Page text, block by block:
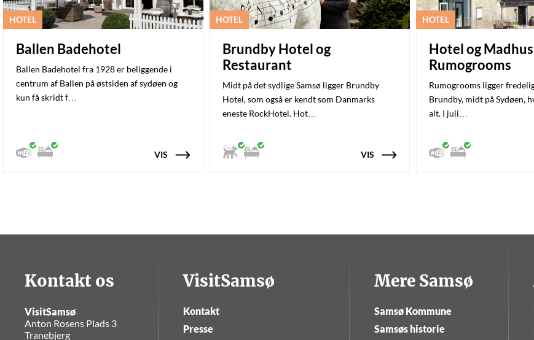
HOTEL
Ballen Badehotel
Ballen Badehotel fra 1928 er beliggende i
centrum af Ballen på østsiden af sydøen og
kun få skridt f…
VIS
HOTEL
Brundby Hotel og
Restaurant
Midt på det sydlige Samsø ligger Brundby
Hotel, som også er kendt som Danmarks
eneste RockHotel. Hot…
VIS
HOTEL
Hotel og Madhus
Rumogrooms
Rumogrooms ligger
Brundby, midt på Sydøen,
alt. I juli…
Kontakt os
VisitSamsø
Anton Rosens Plads 3
Tranebjerg
VisitSamsø
Kontakt
Presse
Mere Samsø
Samsø Kommune
Samsøs historie